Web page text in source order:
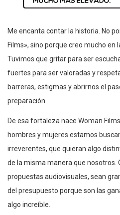
Me encanta contar la historia. No
Films», sino porque creo mucho en
Tuvimos que gritar para ser
fuertes para ser valoradas y
barreras, estigmas y abrirnos el
preparación.
De esa fortaleza nace Woman
hombres y mujeres estamos
irreverentes, que quieran algo
de la misma manera que nosotros.
propuestas audiovisuales, sean
del presupuesto porque son las
algo increíble.